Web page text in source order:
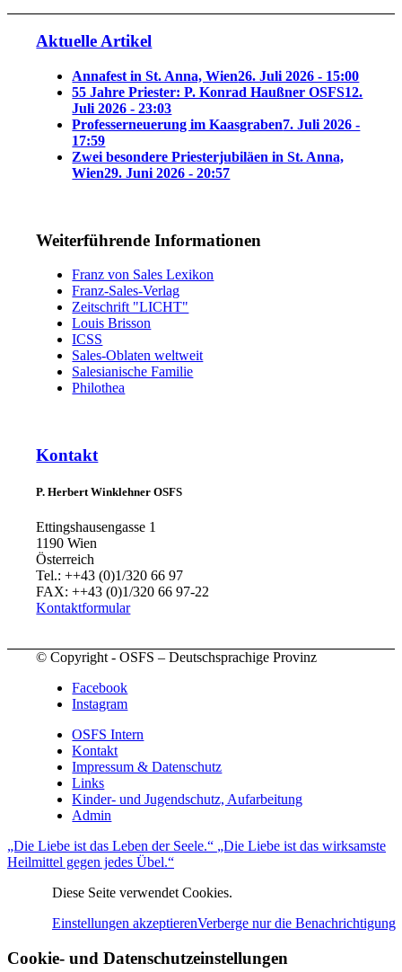
Aktuelle Artikel
Annafest in St. Anna, Wien26. Juli 2026 - 15:00
55 Jahre Priester: P. Konrad Haußner OSFS12.
Juli 2026 - 23:03
Professerneuerung im Kaasgraben7. Juli 2026 -
17:59
Zwei besondere Priesterjubiläen in St. Anna,
Wien29. Juni 2026 - 20:57
Weiterführende Informationen
Franz von Sales Lexikon
Franz-Sales-Verlag
Zeitschrift "LICHT"
Louis Brisson
ICSS
Sales-Oblaten weltweit
Salesianische Familie
Philothea
Kontakt
P. Herbert Winklehner OSFS
Ettingshausengasse 1
1190 Wien
Österreich
Tel.: ++43 (0)1/320 66 97
FAX: ++43 (0)1/320 66 97-22
Kontaktformular
© Copyright - OSFS – Deutschsprachige Provinz
Facebook
Instagram
OSFS Intern
Kontakt
Impressum & Datenschutz
Links
Kinder- und Jugendschutz, Aufarbeitung
Admin
„Die Liebe ist das Leben der Seele.“ „Die Liebe ist das wirksamste
Heilmittel gegen jedes Übel.“
Diese Seite verwendet Cookies.
Einstellungen akzeptierenVerberge nur die Benachrichtigung
Cookie- und Datenschutzeinstellungen